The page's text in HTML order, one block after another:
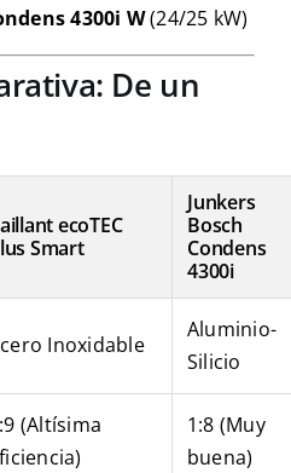
4300i W(24/25 kW)
De un
ecoTEC
Smart
Junkers
Bosch
Condens
4300i
Inoxidable
Aluminio-
Silicio
(Altísima
1:8 (Muy
buena)